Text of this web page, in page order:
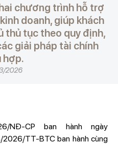
chương trình hỗ trợ
doanh, giúp khách
thủ tục theo quy định,
giải pháp tài chính
hợp.
2026
NĐ-CP ban hành ngày
TT-BTC ban hành cùng